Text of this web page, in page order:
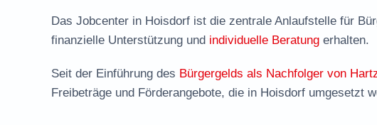
Das Jobcenter in Hoisdorf ist die zentrale Anlaufstelle für
finanzielle Unterstützung und individuelle Beratung erhalten.
Seit der Einführung des Bürgergelds als Nachfolger von
Freibeträge und Förderangebote, die in Hoisdorf umgesetzt